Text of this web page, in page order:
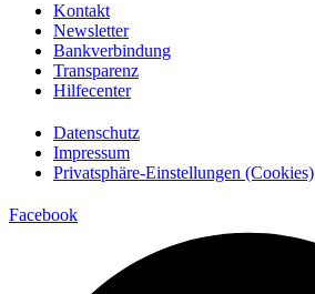
Kontakt
Newsletter
Bankverbindung
Transparenz
Hilfecenter
Datenschutz
Impressum
Privatsphäre-Einstellungen (Cookies)
Facebook